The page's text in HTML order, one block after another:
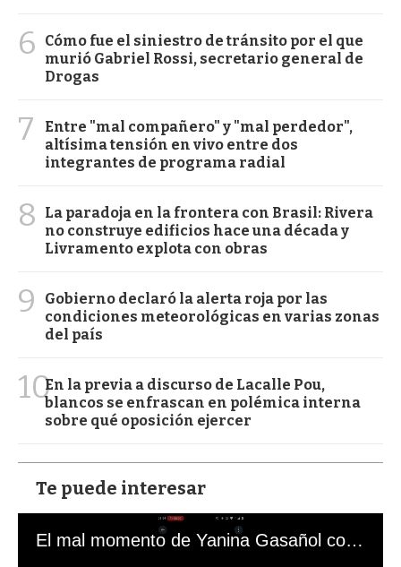
6
Cómo fue el siniestro de tránsito por el que
murió Gabriel Rossi, secretario general de
Drogas
7
Entre "mal compañero" y "mal perdedor",
altísima tensión en vivo entre dos
integrantes de programa radial
8
La paradoja en la frontera con Brasil: Rivera
no construye edificios hace una década y
Livramento explota con obras
9
Gobierno declaró la alerta roja por las
condiciones meteorológicas en varias zonas
del país
10En la previa a discurso de Lacalle Pou,
blancos se enfrascan en polémica interna
sobre qué oposición ejercer
Te puede interesar
El mal momento de Yanina Gasañol con un hincha argentino en "Subrayado"